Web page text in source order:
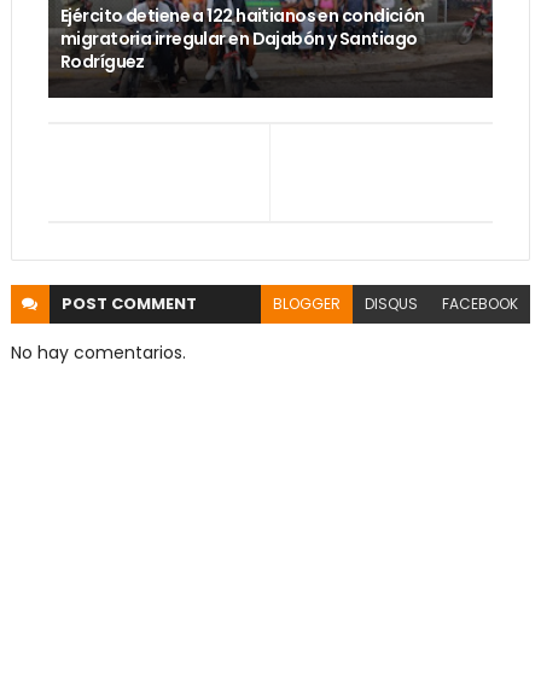
Ejército detiene a 122 haitianos en condición
migratoria irregular en Dajabón y Santiago
Rodríguez
POST COMMENT BLOGGER DISQUS FACEBOOK
No hay comentarios.